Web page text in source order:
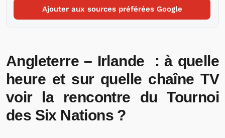
Ajouter aux sources préférées Google
Angleterre – Irlande : à quelle
heure et sur quelle chaîne TV
voir la rencontre du Tournoi
des Six Nations ?